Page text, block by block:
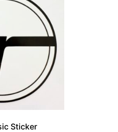
Sticker